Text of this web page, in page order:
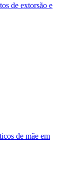
de extorsão e
de mãe em